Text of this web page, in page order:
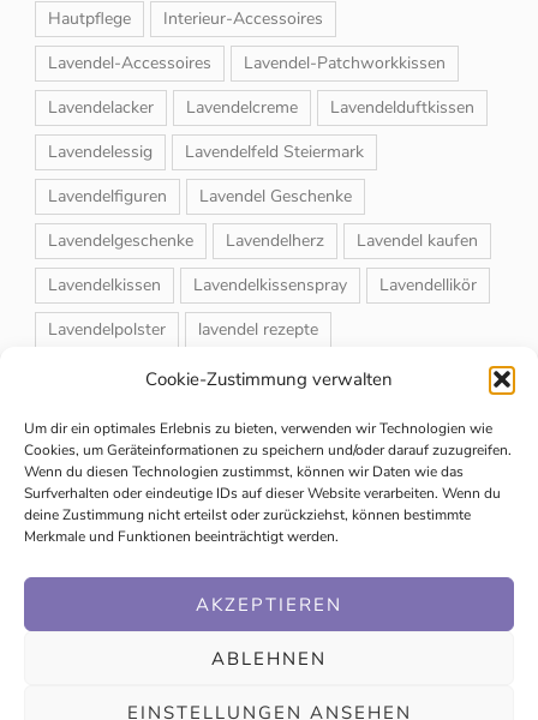
Cookie-Zustimmung verwalten
Um dir ein optimales Erlebnis zu bieten, verwenden wir Technologien wie
Cookies, um Geräteinformationen zu speichern und/oder darauf zuzugreifen.
Wenn du diesen Technologien zustimmst, können wir Daten wie das
Surfverhalten oder eindeutige IDs auf dieser Website verarbeiten. Wenn du
deine Zustimmung nicht erteilst oder zurückziehst, können bestimmte
Merkmale und Funktionen beeinträchtigt werden.
AKZEPTIEREN
ABLEHNEN
EINSTELLUNGEN ANSEHEN
Hautpflege
Interieur-Accessoires
Lavendel-Accessoires
Lavendel-Patchworkkissen
Lavendelacker
Lavendelcreme
Lavendelduftkissen
Lavendelessig
Lavendelfeld Steiermark
Lavendelfiguren
Lavendel Geschenke
Lavendelgeschenke
Lavendelherz
Lavendel kaufen
Lavendelkissen
Lavendelkissenspray
Lavendellikör
Lavendelpolster
lavendel rezepte
Lavendelrosmarin Creme
Lavendelsackerl
Lavendelsirup
Lavendelstrauß
Lavendeltee
Lavendeltiere
lavendel und rosen
Magnet-Duftsackerl
Naturheilmittel
Naturkosmetik
Speiselavendel